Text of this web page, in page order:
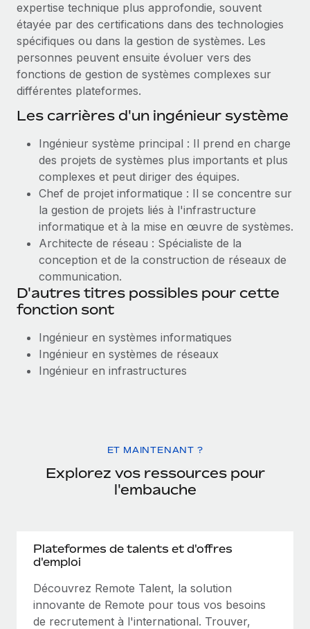
expertise technique plus approfondie, souvent
étayée par des certifications dans des technologies
spécifiques ou dans la gestion de systèmes. Les
personnes peuvent ensuite évoluer vers des
fonctions de gestion de systèmes complexes sur
différentes plateformes.
Les carrières d'un ingénieur système
Ingénieur système principal : Il prend en charge
des projets de systèmes plus importants et plus
complexes et peut diriger des équipes.
Chef de projet informatique : Il se concentre sur
la gestion de projets liés à l'infrastructure
informatique et à la mise en œuvre de systèmes.
Architecte de réseau : Spécialiste de la
conception et de la construction de réseaux de
communication.
D'autres titres possibles pour cette
fonction sont
Ingénieur en systèmes informatiques
Ingénieur en systèmes de réseaux
Ingénieur en infrastructures
ET MAINTENANT ?
Explorez vos ressources pour
l'embauche
Plateformes de talents et d'offres
d'emploi
Découvrez Remote Talent, la solution
innovante de Remote pour tous vos besoins
de recrutement à l'international. Trouver,